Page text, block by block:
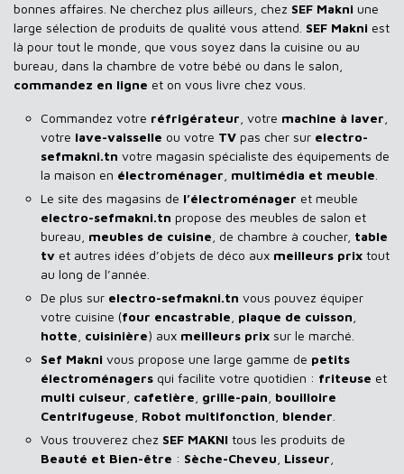
bonnes affaires. Ne cherchez plus ailleurs, chez SEF Makni une
large sélection de produits de qualité vous attend. SEF Makni est
là pour tout le monde, que vous soyez dans la cuisine ou au
bureau, dans la chambre de votre bébé ou dans le salon,
commandez en ligne et on vous livre chez vous.
Commandez votre réfrigérateur , votre machine à laver
votre lave-vaisselle ou votre TV pas cher sur electro-
sefmakni.tn votre magasin spécialiste des équipements de
la maison en électroménager multimédia et meuble
Le site des magasins de l’électroménager et meuble
electro-sefmakni.tn propose des meubles de salon et
bureau, meubles de cuisine , de chambre à coucher, table
tv et autres idées d’objets de déco aux meilleurs prix tout
au long de l’année.
De plus sur electro-sefmakni.tn vous pouvez équiper
votre cuisine (four encastrable plaque de cuisson
hotte cuisinière) aux meilleurs prix sur le marché.
Sef Makni vous propose une large gamme de petits
électroménagers qui facilite votre quotidien : friteuse et
multi cuiseur cafetière grille-pain bouilloire
Centrifugeuse Robot multifonction blender
Vous trouverez chez SEF MAKNI tous les produits de
Beauté et Bien-être : Sèche-Cheveu Lisseur